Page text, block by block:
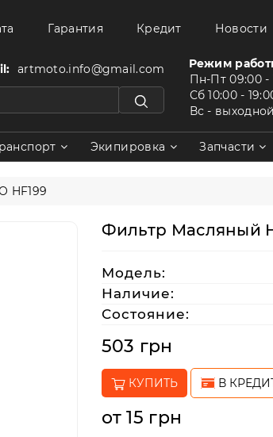
Гарантия Кредит Новости
artmoto.info@gmail.com
Режим
Пн-Пт 09:00 -
Сб 10:00 -
Вс - выходной
Экипировка Запчасти
HF199
Фильтр Масляный
Модель:
Наличие:
Состояние:
503 грн
КУПИТЬ В
от 15 грн